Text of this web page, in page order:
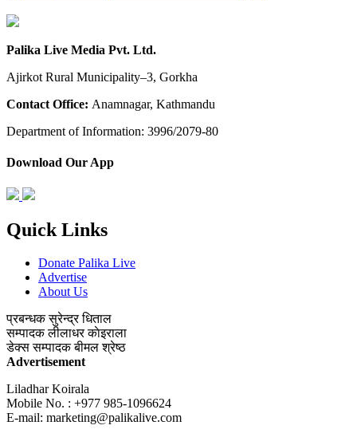
Palika Live Media Pvt. Ltd.
Ajirkot Rural Municipality–3, Gorkha
Contact Office: Anamnagar, Kathmandu
Department of Information: 3996/2079-80
Download Our App
Quick Links
Donate Palika Live
Advertise
About Us
प्रबन्धकसुरेन्द्र धिताल
सम्पादकलीलाधर काेइराला
डेक्स सम्पादकबीमल श्रेष्ठ
Advertisement
Liladhar Koirala
Mobile No. : +977 985-1096624
E-mail: marketing@palikalive.com